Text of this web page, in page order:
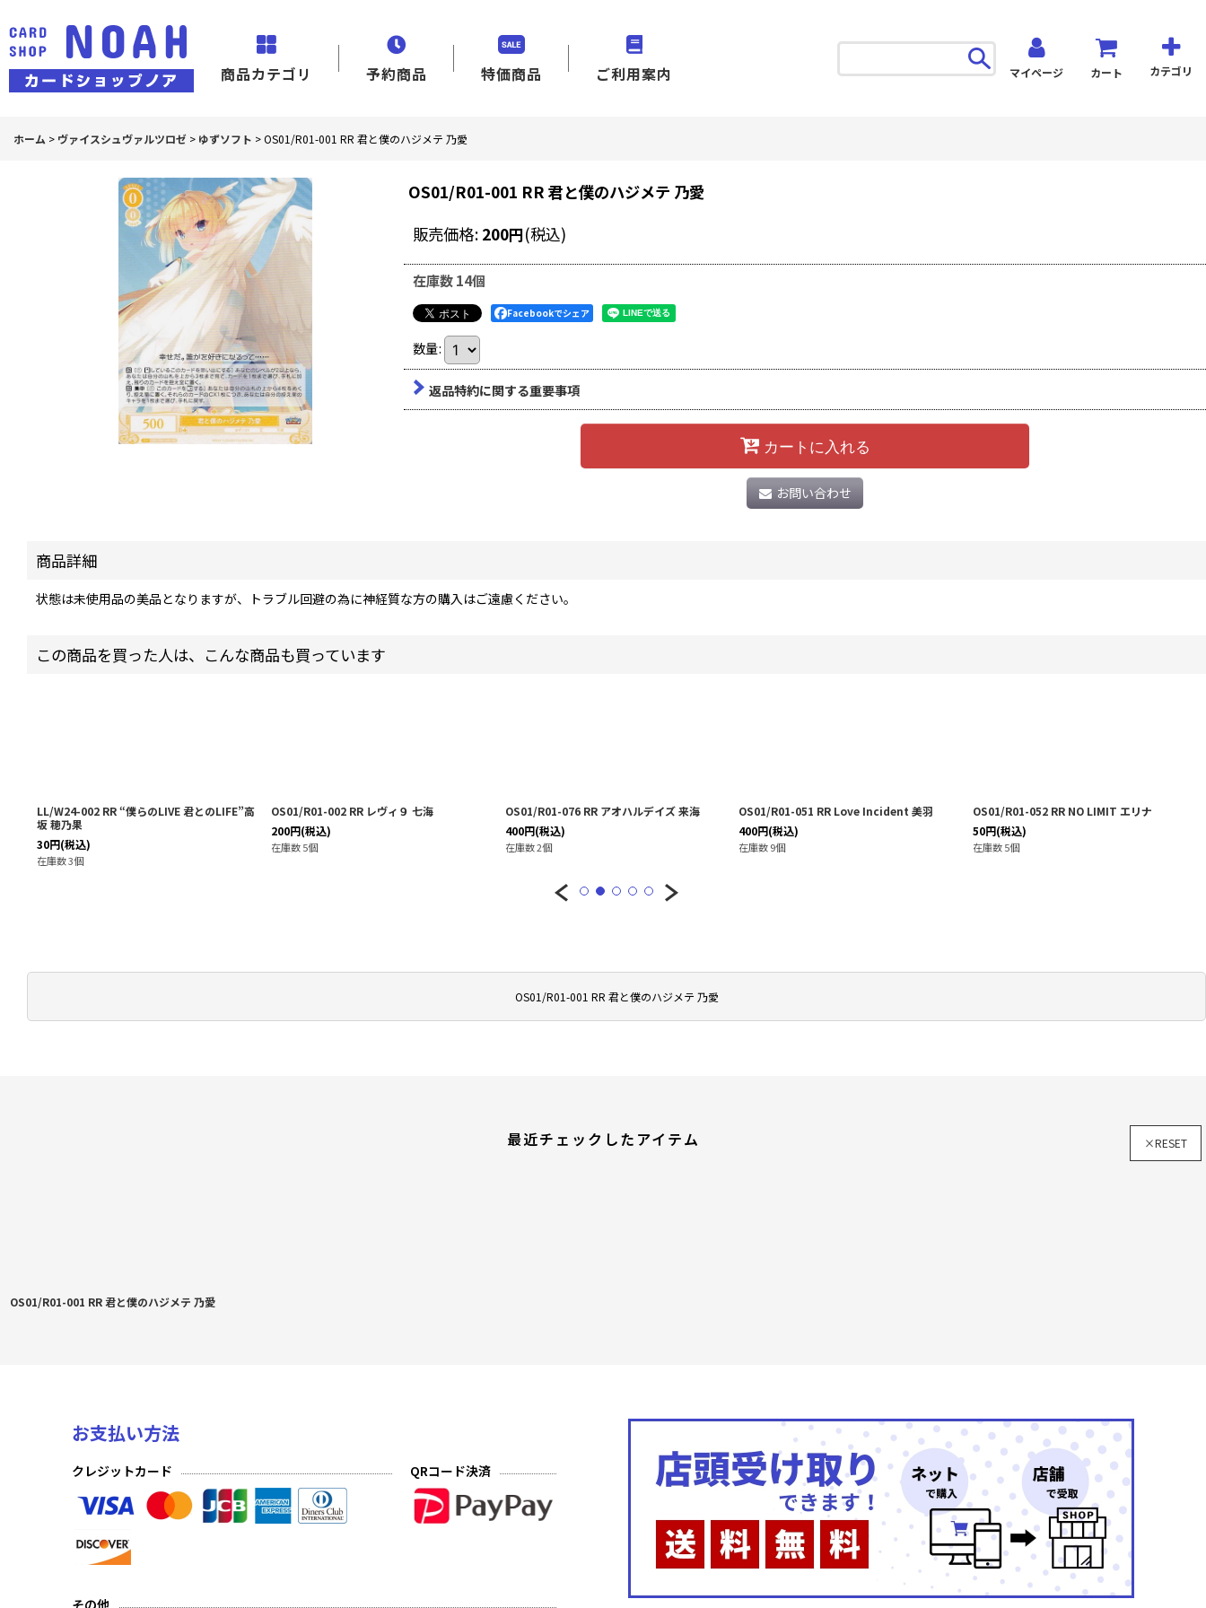
商品カテゴリ 予約商品 特価商品 ご利用案内 マイページ カート カテゴリ
ホーム > ヴァイスシュヴァルツロゼ > ゆずソフト >OS01/R01-001 RR 君と僕のハジメテ 乃愛
OS01/R01-001 RR 君と僕のハジメテ 乃愛
OS01/R01-001 RR 君と僕のハジメテ 乃愛
販売価格: 200円(税込)
在庫数 14個
Facebookでシェア
数量:
返品特約に関する重要事項
カートに入れる
お問い合わせ
商品詳細
状態は未使用品の美品となりますが、トラブル回避の為に神経質な方の購入はご遠慮ください。
この商品を買った人は、こんな商品も買っています
LL/W24-002 RR “僕らのLIVE 君とのLIFE”高
坂 穂乃果
30円(税込)
在庫数 3個
OS01/R01-002 RR レヴィ９ 七海
200円(税込)
在庫数 5個
OS01/R01-076 RR アオハルデイズ 来海
400円(税込)
在庫数 2個
OS01/R01-051 RR Love Incident 美羽
400円(税込)
在庫数 9個
OS01/R01-052 RR NO LIMIT エリナ
50円(税込)
在庫数 5個
最近チェックしたアイテム ×RESET
OS01/R01-001 RR 君と僕のハジメテ 乃愛
お支払い方法
クレジットカード QRコード決済
その他